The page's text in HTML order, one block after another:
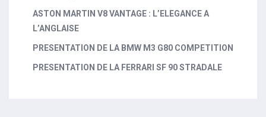
ASTON MARTIN V8 VANTAGE : L’ELEGANCE A
L’ANGLAISE
PRESENTATION DE LA BMW M3 G80 COMPETITION
PRESENTATION DE LA FERRARI SF 90 STRADALE